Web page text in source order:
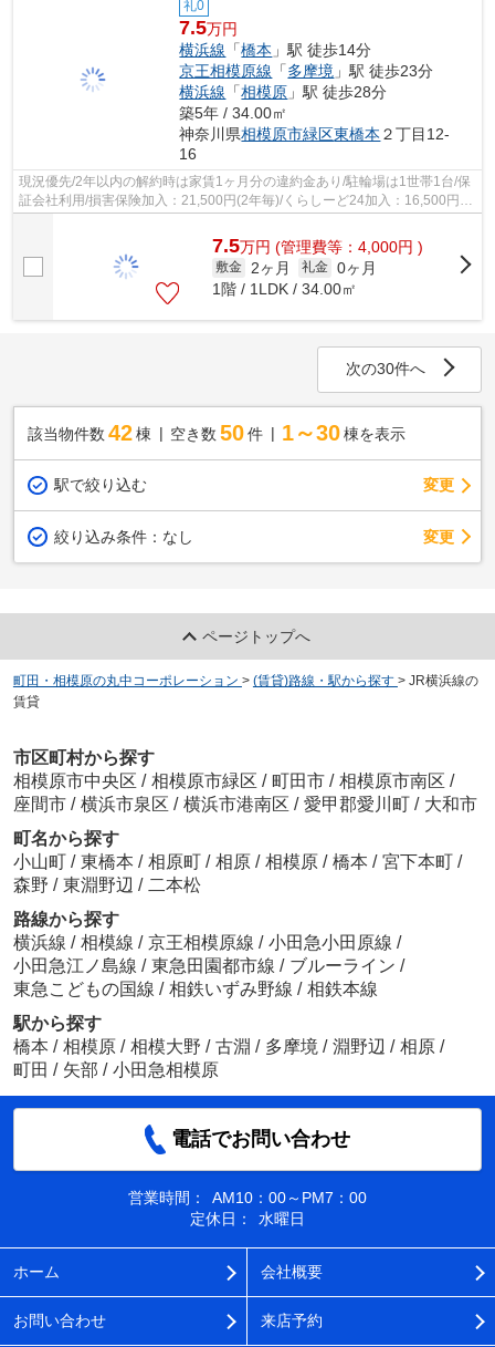
礼0
7.5万円
横浜線 「橋本 」駅 徒歩14分
京王相模原線 「多摩境 」駅 徒歩23分
横浜線 「相模原 」駅 徒歩28分
築5年 / 34.00㎡
神奈川県相模原市緑区東橋本 ２丁目12-
16
現況優先/2年以内の解約時は家賃1ヶ月分の違約金あり/駐輪場は1世帯1台/保
証会社利用/損害保険加入：21,500円(2年毎)/くらしーど24加入：16,500円(2
7.5万円 (管理費等：4,000円 )
敷金 2ヶ月 礼金 0ヶ月
1階 / 1LDK / 34.00㎡
次の30件へ
該当物件数 42棟 空き数 50 件 1～30 棟を表示
駅で絞り込む 変更
絞り込み条件： なし 変更
ページトップへ
町田・相模原の丸中コーポレーション > (賃貸)路線・駅から探す > JR横浜線の
賃貸
市区町村から探す
相模原市中央区 / 相模原市緑区 / 町田市 / 相模原市南区 /
座間市 / 横浜市泉区 / 横浜市港南区 / 愛甲郡愛川町 / 大和市
町名から探す
小山町 / 東橋本 / 相原町 / 相原 / 相模原 / 橋本 / 宮下本町 /
森野 / 東淵野辺 / 二本松
路線から探す
横浜線 / 相模線 / 京王相模原線 / 小田急小田原線 /
小田急江ノ島線 / 東急田園都市線 / ブルーライン /
東急こどもの国線 / 相鉄いずみ野線 / 相鉄本線
駅から探す
橋本 / 相模原 / 相模大野 / 古淵 / 多摩境 / 淵野辺 / 相原 /
町田 / 矢部 / 小田急相模原
電話でお問い合わせ
営業時間：
AM10：00～PM7：00
定休日：
水曜日
ホーム 会社概要
お問い合わせ 来店予約